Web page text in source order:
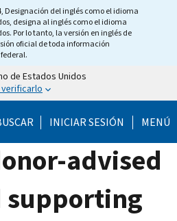
Designación del inglés como el idioma
designa al inglés como el idioma
Por lo tanto, la versión en inglés de
oficial de toda información
de Estados Unidos
INICIAR SESIÓN MENÚ
advised
supporting